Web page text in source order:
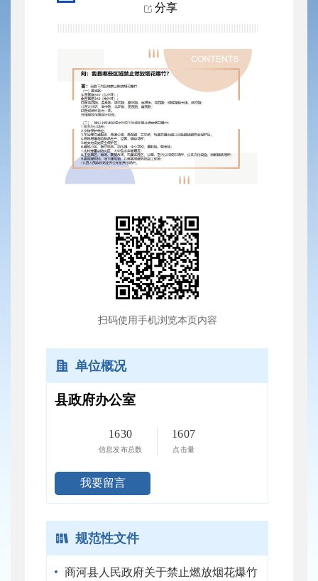
分享
扫码使用手机浏览本页内容
单位概况
县政府办公室
1630
信息发布总数
1607
点击量
我要留言
规范性文件
商河县人民政府关于禁止燃放烟花爆竹